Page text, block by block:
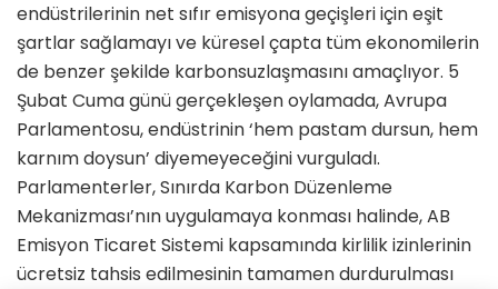
endüstrilerinin net sıfır emisyona geçişleri için eşit
şartlar sağlamayı ve küresel çapta tüm ekonomilerin
de benzer şekilde karbonsuzlaşmasını amaçlıyor. 5
Şubat Cuma günü gerçekleşen oylamada, Avrupa
Parlamentosu, endüstrinin ‘hem pastam dursun, hem
karnım doysun’ diyemeyeceğini vurguladı.
Parlamenterler, Sınırda Karbon Düzenleme
Mekanizması’nın uygulamaya konması halinde, AB
Emisyon Ticaret Sistemi kapsamında kirlilik izinlerinin
ücretsiz tahsis edilmesinin tamamen durdurulması